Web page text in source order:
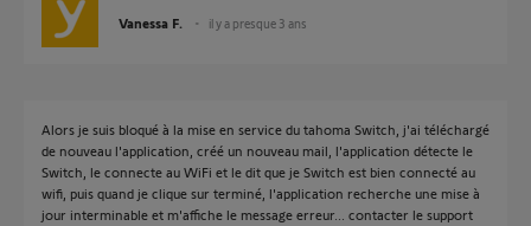
Vanessa F. il y a presque 3 ans
Alors je suis bloqué à la mise en service du tahoma Switch, j'ai téléchargé
de nouveau l'application, créé un nouveau mail, l'application détecte le
Switch, le connecte au WiFi et le dit que je Switch est bien connecté au
wifi, puis quand je clique sur terminé, l'application recherche une mise à
jour interminable et m'affiche le message erreur... contacter le support